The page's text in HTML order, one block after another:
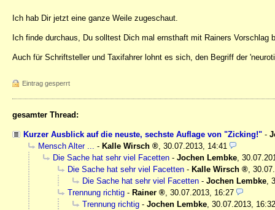
Ich hab Dir jetzt eine ganze Weile zugeschaut.
Ich finde durchaus, Du solltest Dich mal ernsthaft mit Rainers Vorschlag
Auch für Schriftsteller und Taxifahrer lohnt es sich, den Begriff der
Eintrag gesperrt
gesamter Thread:
Kurzer Ausblick auf die neuste, sechste Auflage von "Zicking!" -
Mensch Alter ... - Kalle Wirsch , 30.07.2013, 14:41
Die Sache hat sehr viel Facetten - Jochen Lembke,
Die Sache hat sehr viel Facetten - Kalle Wirsch ,
Die Sache hat sehr viel Facetten - Jochen Lembke,
Trennung richtig - Rainer , 30.07.2013, 16:27
Trennung richtig - Jochen Lembke, 30.07.2013, 16:32